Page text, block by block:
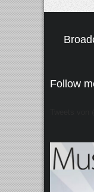
Follow